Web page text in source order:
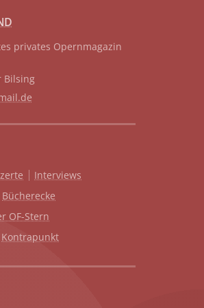
privates Opernmagazin
Bilsing
Interviews
Bücherecke
OF-Stern
Kontrapunkt